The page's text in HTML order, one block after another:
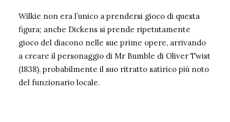
Wilkie non era l’unico a prendersi gioco di questa
figura; anche Dickens si prende ripetutamente
gioco del diacono nelle sue prime opere, arrivando
a creare il personaggio di Mr Bumble di Oliver Twist
(1838), probabilmente il suo ritratto satirico più noto
del funzionario locale.